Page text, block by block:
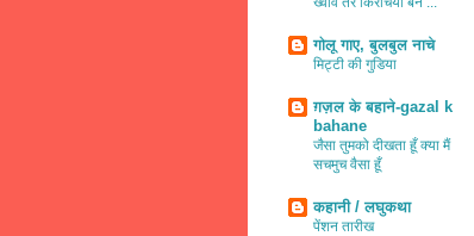
गोलू गाए, बुलबुल नाचे
मिट्टी की गुडिया
ग़ज़ल के बहाने-gazal k
bahane
जैसा तुमको दीखता हूँ क्या मैं
सचमुच वैसा हूँ
कहानी / लघुकथा
पेंशन तारीख